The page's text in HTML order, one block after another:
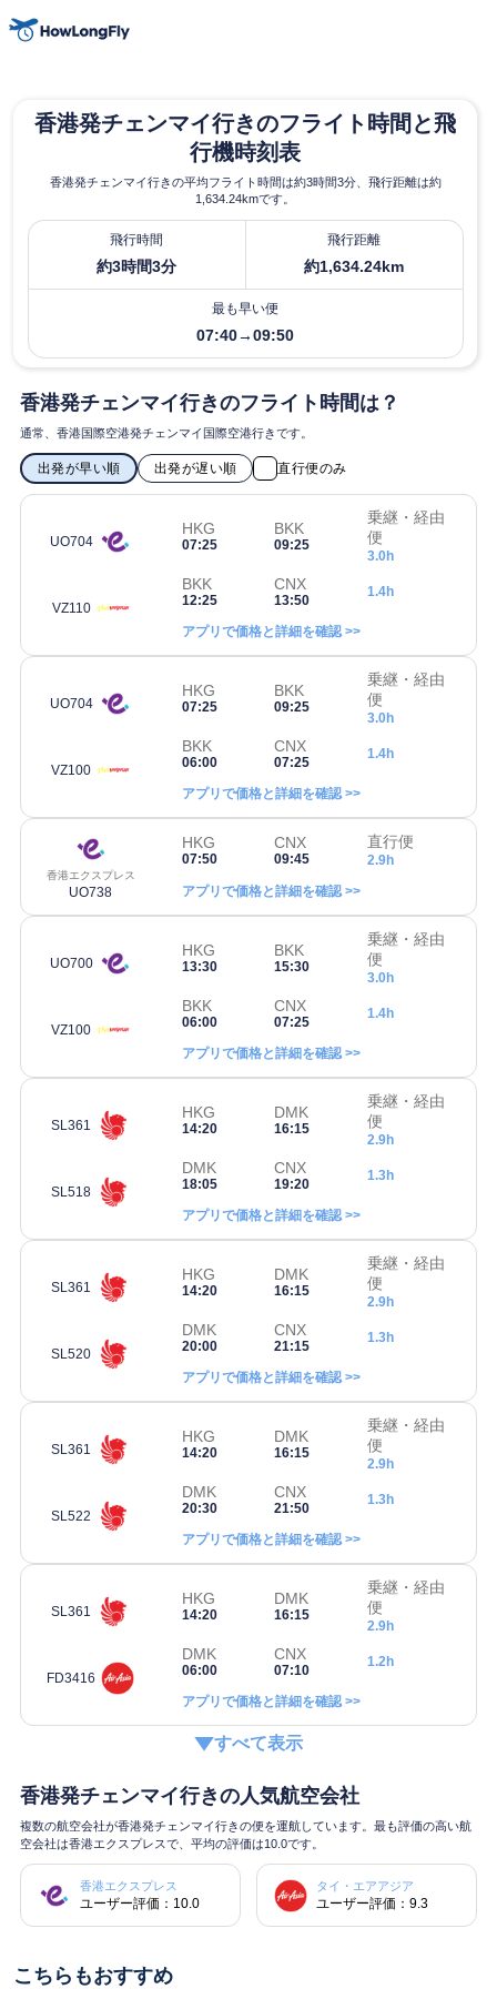
香港発チェンマイ行きのフライト時間と飛
行機時刻表
香港発チェンマイ行きの平均フライト時間は約3時間3分、飛行距離は約
1,634.24kmです。
飛行時間
約3時間3分
飛行距離
約1,634.24km
最も早い便
07:40→09:50
香港発チェンマイ行きのフライト時間は？
通常、香港国際空港発チェンマイ国際空港行きです。
出発が早い順 出発が遅い順 直行便のみ
UO704
HKG
07:25
BKK
09:25
乗継・経由
便
3.0h
VZ110
BKK
12:25
CNX
13:50
1.4h
アプリで価格と詳細を確認 >>
UO704
HKG
07:25
BKK
09:25
乗継・経由
便
3.0h
VZ100
BKK
06:00
CNX
07:25
1.4h
アプリで価格と詳細を確認 >>
香港エクスプレス
UO738
HKG
07:50
CNX
09:45
直行便
2.9h
アプリで価格と詳細を確認 >>
UO700
HKG
13:30
BKK
15:30
乗継・経由
便
3.0h
VZ100
BKK
06:00
CNX
07:25
1.4h
アプリで価格と詳細を確認 >>
SL361
HKG
14:20
DMK
16:15
乗継・経由
便
2.9h
SL518
DMK
18:05
CNX
19:20
1.3h
アプリで価格と詳細を確認 >>
SL361
HKG
14:20
DMK
16:15
乗継・経由
便
2.9h
SL520
DMK
20:00
CNX
21:15
1.3h
アプリで価格と詳細を確認 >>
SL361
HKG
14:20
DMK
16:15
乗継・経由
便
2.9h
SL522
DMK
20:30
CNX
21:50
1.3h
アプリで価格と詳細を確認 >>
SL361
HKG
14:20
DMK
16:15
乗継・経由
便
2.9h
FD3416
DMK
06:00
CNX
07:10
1.2h
アプリで価格と詳細を確認 >>
すべて表示
香港発チェンマイ行きの人気航空会社
複数の航空会社が香港発チェンマイ行きの便を運航しています。最も評価の高い航
空会社は香港エクスプレスで、平均の評価は10.0です。
香港エクスプレス
ユーザー評価：10.0
タイ・エアアジア
ユーザー評価：9.3
こちらもおすすめ